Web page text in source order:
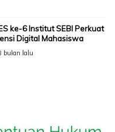
ke-6 Institut SEBI Perkuat
Digital Mahasiswa
bulan lalu